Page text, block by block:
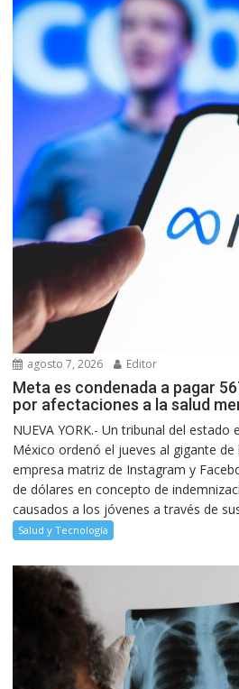
agosto 7, 2026 Editor
Meta es condenada a pagar
por afectaciones a la salud
NUEVA YORK.- Un tribunal del
México ordenó el jueves al gigante
empresa matriz de Instagram y
de dólares en concepto de
causados a los jóvenes a través de
Salud y Tecnología